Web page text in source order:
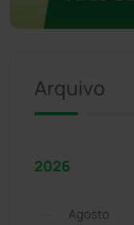
Arquivo
2026
Agosto